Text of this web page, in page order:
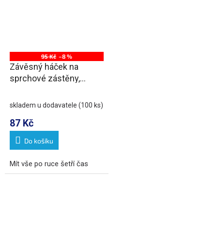
95 Kč –8 %
Závěsný háček na
sprchové zástěny,
skladem u dodavatele (100 ks)
87 Kč
Do košíku
Mít vše po ruce šetří čas